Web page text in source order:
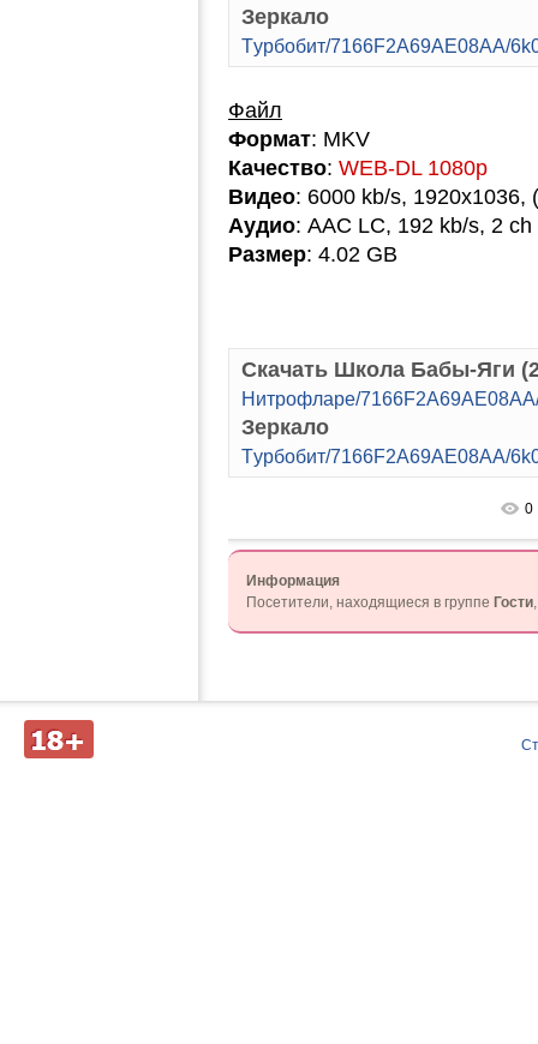
Зеркало
Tуpбoбит/7166F2A69AE08AA/
Файл
Формат: MKV
Качество: WEB-DL 1080p
Видео: 6000 kb/s, 1920x1036,
Аудио: AAC LC, 192 kb/s, 2 ch
Размер: 4.02 GB
Скачать Школа Бабы-Яги
Hитpoфлape/
Зеркало
Tуpбoбит/7166F2A69AE08AA/
0
Информация
Посетители, находящиеся в группе Гости